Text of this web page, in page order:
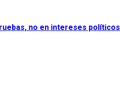
no en intereses políticos